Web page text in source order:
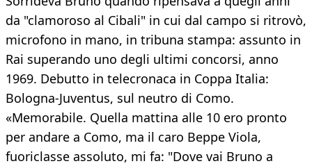
da "clamoroso al Cibali" in cui dal campo si ritrovò,
microfono in mano, in tribuna stampa: assunto in
Rai superando uno degli ultimi concorsi, anno
1969. Debutto in telecronaca in Coppa Italia:
Bologna-Juventus, sul neutro di Como.
«Memorabile. Quella mattina alle 10 ero pronto
per andare a Como, ma il caro Beppe Viola,
fuoriclasse assoluto, mi fa: "Dove vai Bruno a